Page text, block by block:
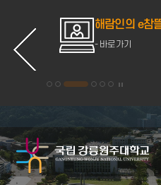
해람인의 e참
- 바로가기